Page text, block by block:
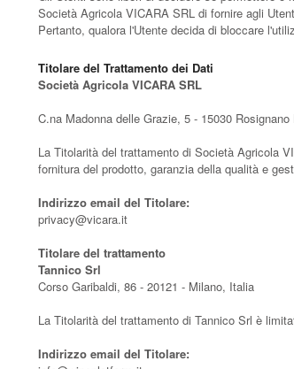
Società Agricola VICARA SRL di fornire agli
Pertanto, qualora l'Utente decida di bloccare
Titolare del Trattamento dei Dati
Società Agricola VICARA SRL
C.na Madonna delle Grazie, 5 - 15030
La Titolarità del trattamento di Società Agricola
fornitura del prodotto, garanzia della qualità e
Indirizzo email del Titolare:
privacy@vicara.it
Titolare del trattamento
Tannico Srl
Corso Garibaldi, 86 - 20121 - Milano, Italia
La Titolarità del trattamento di Tannico Srl è
Indirizzo email del Titolare: